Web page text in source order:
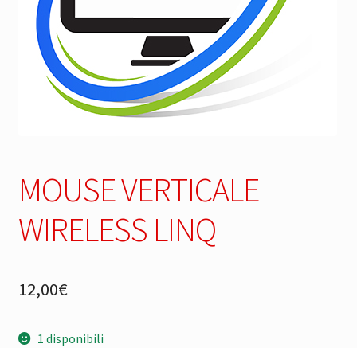
MOUSE VERTICALE
WIRELESS LINQ
12,00€
1 disponibili